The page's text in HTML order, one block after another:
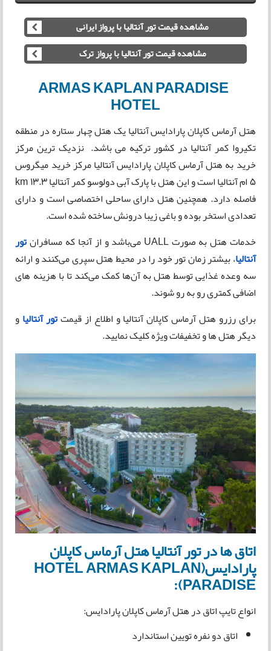
مشاهده قیمت تور آنتالیا با پرواز ایرانی
مشاهده قیمت تور آنتالیا با پرواز ترک
ARMAS KAPLAN PARADISE
HOTEL
هتل آرماس کاپلان پارادایس آنتالیا یک هتل چهار ستاره در منطقه
تکیروا کمر آنتالیا در کشور ترکیه می باشد. نزدیک ترین مرکز
خرید به هتل آرماس کاپلان پارادایس آنتالیا مرکز خرید میگروس
5 ام آنتالیا است و این هتل با پارک آبی دولوسو کمر آنتالیا 13.3 km
فاصله دارد. همچنین هتل دارای ساحلی اختصاصی است و دارای
تعدادی استخر بوده و باغی زیبا درونش ساخته شده است.
خدمات هتل به صورت UALL می‌باشد و از آنجا که مسافران
تور
آنتالیا، بیشتر زمان تور خود را در محیط هتل سپری می‌کنند و ارائه
سه وعده غذایی توسط هتل به آن‌ها کمک می‌کند تا با هزینه های
اضافی کمتری رو به رو شوند.
برای رزرو هتل آرماس کاپلان آنتالیا و اطلاع از قیمتتور آنتالیاو
دیگر هتل ها و تخفیفات ویژه کلیک نمایید.
اتاق ها در تور آنتالیا هتل آرماس کاپلان
پارادایس(HOTEL ARMAS KAPLAN
PARADISE):
انواع تایپ اتاق در هتل آرماس کاپلان پارادایس:
اتاق دو نفره تویین استاندارد